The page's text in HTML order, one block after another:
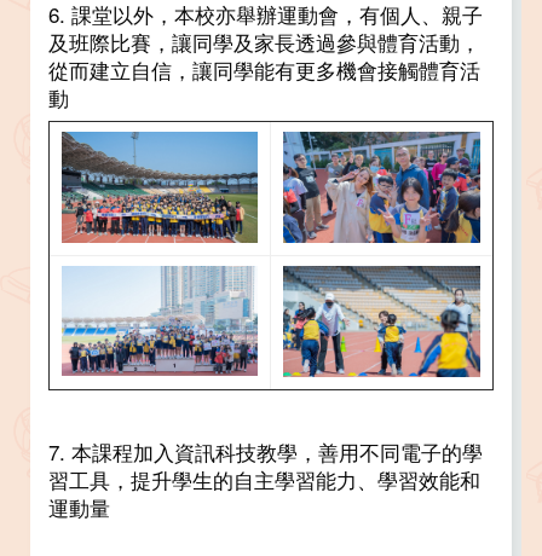
6. 課堂以外，本校亦舉辦運動會，有個人、親子
及班際比賽，讓同學及家長透過參與體育活動，
從而建立自信，讓同學能有更多機會接觸體育活
動
7. 本課程加入資訊科技教學，善用不同電子的學
習工具，提升學生的自主學習能力、學習效能和
運動量